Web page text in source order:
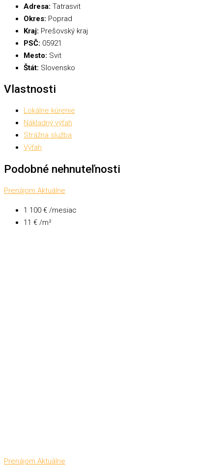
Adresa: Tatrasvit
Okres: Poprad
Kraj: Prešovský kraj
PSČ: 05921
Mesto: Svit
Štát: Slovensko
Vlastnosti
Lokálne kúrenie
Nákladný výťah
Strážna služba
Výťah
Podobné nehnuteľnosti
Prenájom Aktuálne
1 100 € /mesiac
11 € /m²
Prenájom Aktuálne